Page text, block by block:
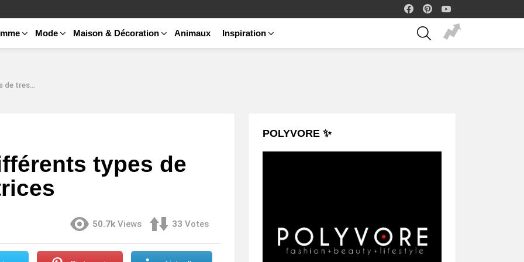
facebook
Mode Maison & Décoration Animaux Inspiration
SEARCH
types de
50.7k Views 33 Votes
POLYVORE ✨